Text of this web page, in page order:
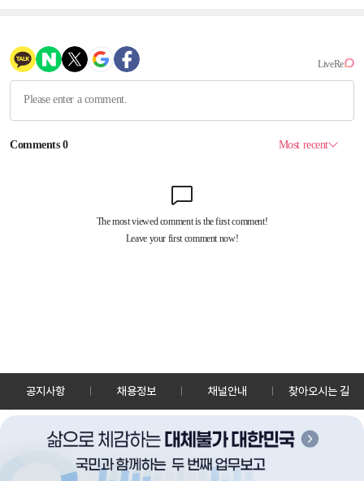
공지사항 채용정보 채널안내 찾아오시는 길
30128 세종특별자치시 정부2청사로 13 한국정책방송원 KTV
TEL: 044-204-8000
Copyrightⓒ KTV 국민방송 All Rights Reserved.